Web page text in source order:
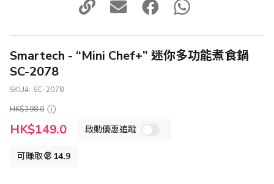
Smartech - “Mini Chef+” 迷你多功能煮食鍋
SC-2078
SKU
SC-2078
HK$398.0
特
殊
HK$149.0 啟動優惠追蹤
可賺取 14.9